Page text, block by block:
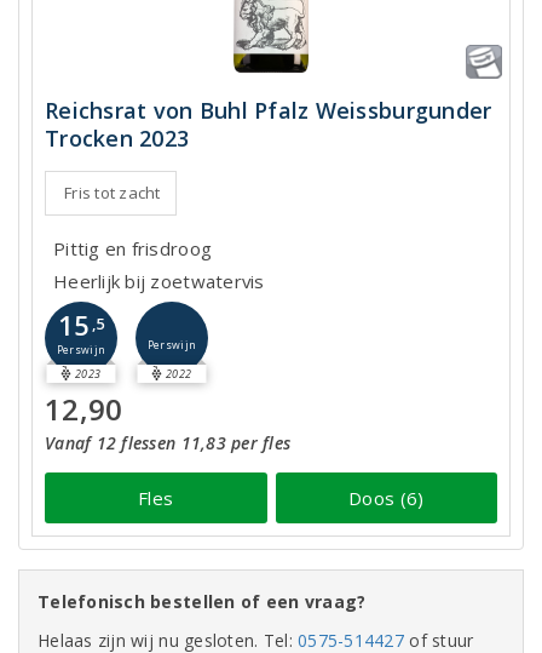
Reichsrat von Buhl Pfalz Weissburgunder
Trocken 2023
Fris tot zacht
Pittig en frisdroog
Heerlijk bij zoetwatervis
15 ,5
Perswijn
2023
Perswijn
2022
12,90
Vanaf 12 flessen 11,83 per fles
Fles Doos (6)
Telefonisch bestellen of een vraag?
Helaas zijn wij nu gesloten. Tel:0575-514427 of stuur